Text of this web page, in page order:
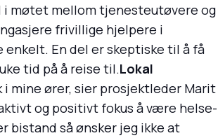
i møtet mellom tjenesteutøvere og
frivillige hjelpere i
En del er skeptiske til å få
tid på å reise til.Lokal
i mine ører, sier prosjektleder Marit
og positivt fokus å være helse-
bistand så ønsker jeg ikke at